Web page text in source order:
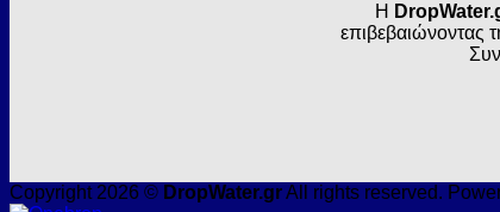
Η
επιβεβαιώνοντας
Copyright 2026 © DropWater.grAll rights reserved.